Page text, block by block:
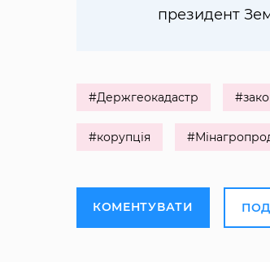
президент
#Держгеокадастр
#корупція
КОМЕНТУВАТИ